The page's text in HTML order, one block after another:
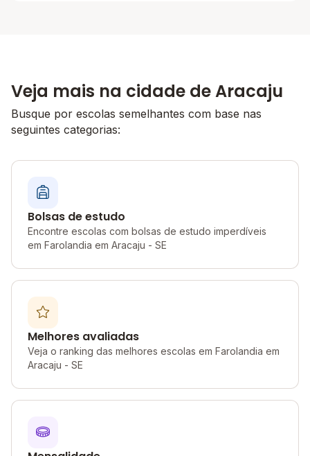
Veja mais na cidade de Aracaju
Busque por escolas semelhantes com base nas
seguintes categorias:
Bolsas de estudo
Encontre escolas com bolsas de estudo imperdíveis
em Farolandia em Aracaju - SE
Melhores avaliadas
Veja o ranking das melhores escolas em Farolandia em
Aracaju - SE